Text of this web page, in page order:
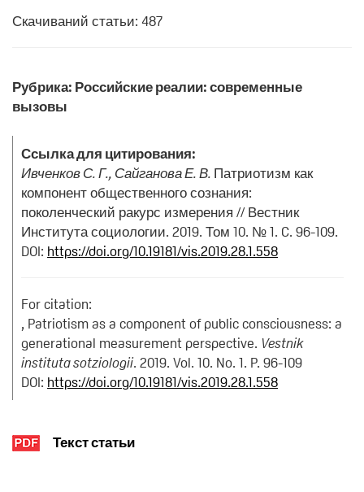
Скачиваний статьи: 487
Рубрика: Российские реалии: современные
вызовы
Ссылка для цитирования:
Ивченков С. Г., Сайганова Е. В. Патриотизм как
компонент общественного сознания:
поколенческий ракурс измерения // Вестник
Института социологии. 2019. Том 10. № 1. C. 96-109.
DOI: https://doi.org/10.19181/vis.2019.28.1.558
For citation:
, Patriotism as a component of public consciousness: a
generational measurement perspective. Vestnik
instituta sotziologii. 2019. Vol. 10. No. 1. P. 96-109
DOI: https://doi.org/10.19181/vis.2019.28.1.558
Текст статьи